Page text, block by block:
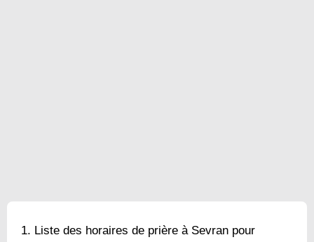
Liste des horaires de prière à Sevran pour